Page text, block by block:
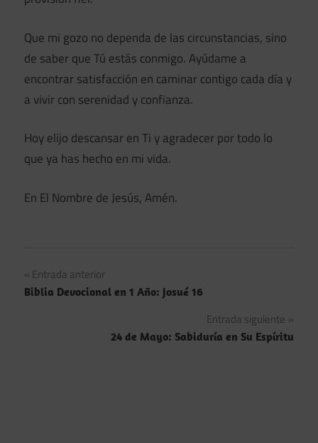
Que mi gozo no dependa de las circunstancias, sino
de saber que Tú estás conmigo. Ayúdame a
encontrar satisfacción en caminar contigo cada día y
a vivir con serenidad y confianza.
Hoy elijo descansar en Ti y agradecer por todo lo
que ya has hecho en mi vida.
En El Nombre de Jesús, Amén.
Navegación
de
Entrada anterior
Biblia Devocional en 1 Año: Josué 16
Entrada siguiente
24 de Mayo: Sabiduría en Su Espíritu